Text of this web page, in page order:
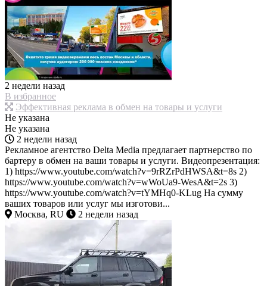
2 недели назад
В избранное
Эффективная реклама в обмен на товары и услуги
Не указана
Не указана
2 недели назад
Рекламное агентство Delta Media предлагает партнерство по
бартеру в обмен на ваши товары и услуги. Видеопрезентация:
1) https://www.youtube.com/watch?v=9rRZrPdHWSA&t=8s 2)
https://www.youtube.com/watch?v=wWoUa9-WesA&t=2s 3)
https://www.youtube.com/watch?v=tYMHq0-KLug На сумму
ваших товаров или услуг мы изготови...
Москва, RU
2 недели назад